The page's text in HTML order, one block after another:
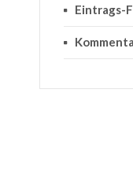
Eintrags-